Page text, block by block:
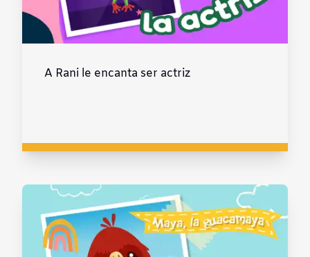
A Rani le encanta ser actriz